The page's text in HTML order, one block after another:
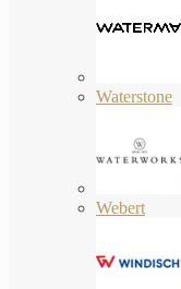
Waterstone
Webert